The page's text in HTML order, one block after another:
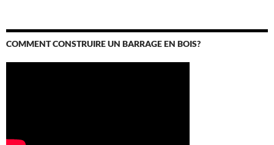
COMMENT CONSTRUIRE UN BARRAGE EN BOIS?